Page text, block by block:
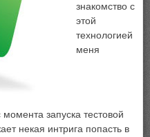
знакомство с
этой
технологией
меня
запуска тестовой
некая интрига попасть в